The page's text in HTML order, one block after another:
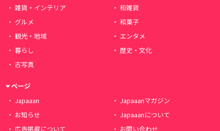
雑貨・インテリア
和雑貨
グルメ
和菓子
観光・地域
エンタメ
暮らし
歴史・文化
古写真
ページ
Japaaan
Japaaanマガジン
お知らせ
Japaaanについて
広告掲載について
お問い合わせ